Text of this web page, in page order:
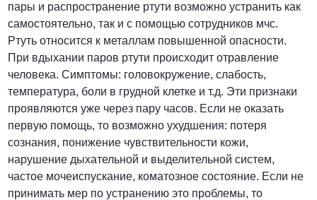
от 3000 Руб.
ПОЗВОНИТЬ
от 5000 руб.
ПОЗВОНИТЬ
пары и распространение ртути возможно устранить как
самостоятельно, так и с помощью сотрудников мчс.
Ртуть относится к металлам повышенной опасности.
При вдыхании паров ртути происходит отравление
человека. Симптомы: головокружение, слабость,
температура, боли в грудной клетке и т.д. Эти признаки
проявляются уже через пару часов. Если не оказать
первую помощь, то возможно ухудшения: потеря
сознания, понижение чувствительности кожи,
нарушение дыхательной и выделительной систем,
частое мочеиспускание, коматозное состояние. Если не
принимать мер по устранению это проблемы, то